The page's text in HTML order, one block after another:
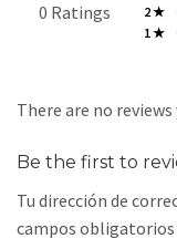
0 Ratings
2 ★
1 ★
There are no reviews
Be the first to
Tu dirección de
campos obligatorios